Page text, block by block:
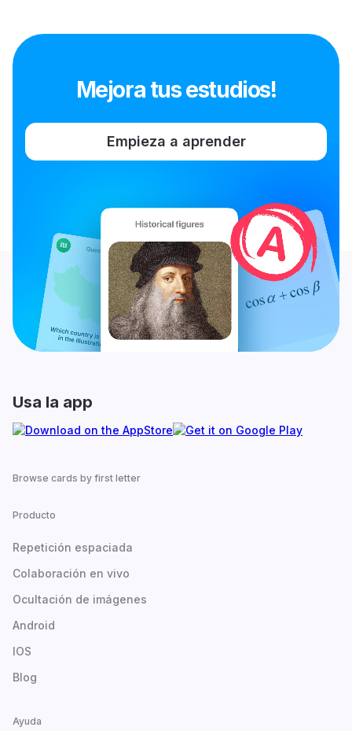
Mejora tus estudios!
Empieza a aprender
Usa la app
Browse cards by first letter
Producto
Repetición espaciada
Colaboración en vivo
Ocultación de imágenes
Android
IOS
Blog
Ayuda